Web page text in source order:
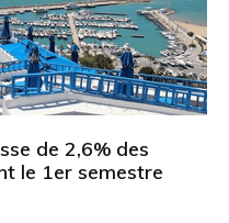
de 2,6% des
le 1er semestre